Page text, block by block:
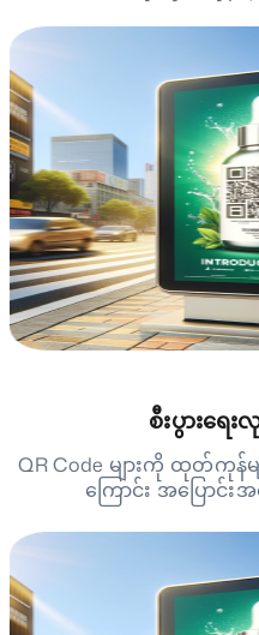
စီးပွားရေး
QR Code များကို ထုတ်ကုန်မ
ကြောင်း အပြောင်း